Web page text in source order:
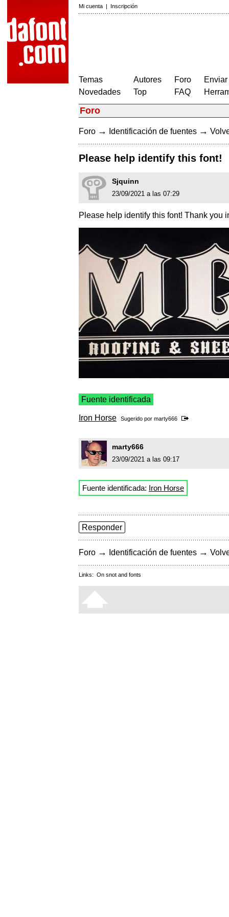
Mi cuenta | Inscripción
Temas
Novedades
Autores
Top
Foro
FAQ
Foro
Foro → Identificación de fuentes →
Please help identify this font!
Sjquinn
23/09/2021 a las 07:29
Please help identify this font! Thank you
Fuente identificada
Iron Horse Sugerido por marty666
marty666
23/09/2021 a las 09:17
Fuente identificada: Iron Horse
Responder
Foro → Identificación de fuentes →
Links: On snot and fonts